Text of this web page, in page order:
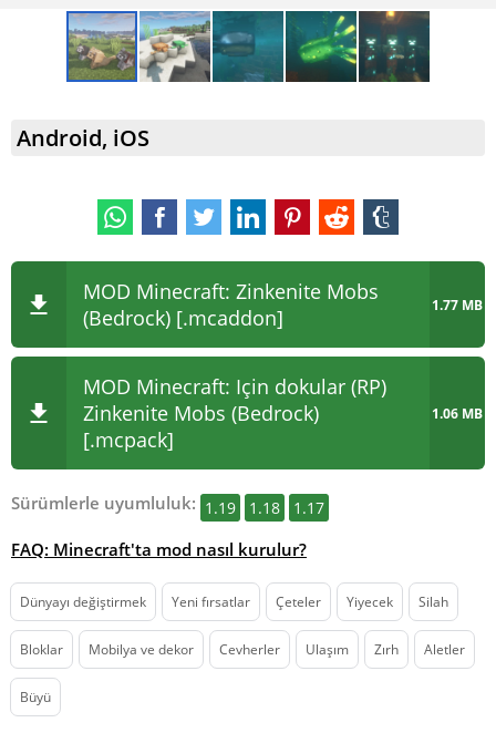
Android, iOS
MOD Minecraft: Zinkenite Mobs
(Bedrock) [.mcaddon]
1.77 MB
MOD Minecraft: Için dokular (RP)
Zinkenite Mobs (Bedrock)
[.mcpack]
1.06 MB
Sürümlerle uyumluluk: 1.19 1.18 1.17
FAQ: Minecraft'ta mod nasıl kurulur?
Dünyayı değiştirmek Yeni fırsatlar Çeteler Yiyecek Silah
Bloklar Mobilya ve dekor Cevherler Ulaşım Zırh Aletler
Büyü